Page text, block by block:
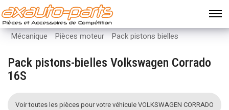
Mécanique Pièces moteur Pack pistons bielles
Pack pistons-bielles Volkswagen Corrado
16S
Voir toutes les pièces pour votre véhicule VOLKSWAGEN CORRADO